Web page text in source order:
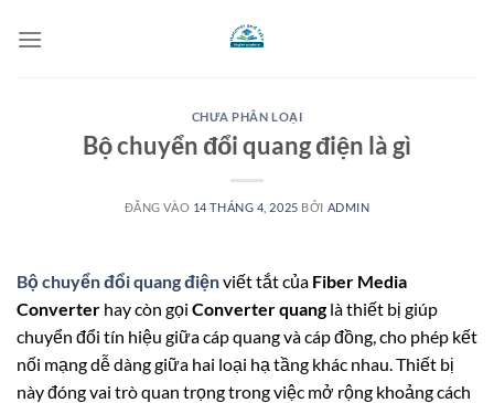
qua
CHƯA PHÂN LOẠI
Bộ chuyển đổi quang điện là gì
ĐĂNG VÀO 14 THÁNG 4, 2025 BỞI ADMIN
Bộ chuyển đổi quang điệnviết tắt của Fiber Media
Converter hay còn gọi Converter quang là thiết bị giúp
chuyển đổi tín hiệu giữa cáp quang và cáp đồng, cho phép kết
nối mạng dễ dàng giữa hai loại hạ tầng khác nhau. Thiết bị
này đóng vai trò quan trọng trong việc mở rộng khoảng cách